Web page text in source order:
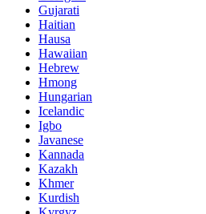
Gujarati
Haitian
Hausa
Hawaiian
Hebrew
Hmong
Hungarian
Icelandic
Igbo
Javanese
Kannada
Kazakh
Khmer
Kurdish